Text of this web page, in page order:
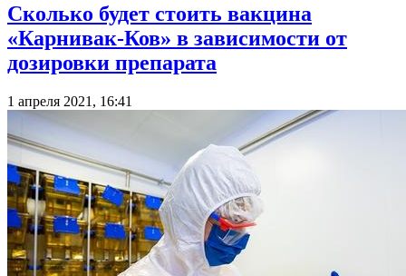
Сколько будет стоить вакцина
«Карнивак-Ков» в зависимости от
дозировки препарата
1 апреля 2021, 16:41